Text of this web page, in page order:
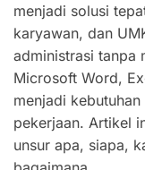
menjadi solusi
karyawan, dan
administrasi tanpa
Microsoft Word,
menjadi
pekerjaan. Artikel
unsur apa, siapa,